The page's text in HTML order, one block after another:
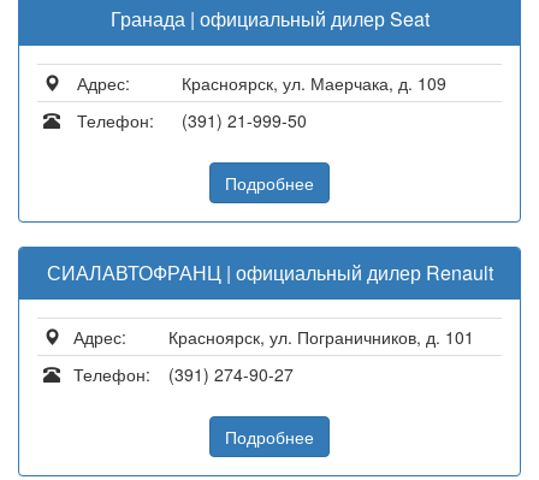
Гранада | официальный дилер Seat
Адрес:
Красноярск, ул. Маерчака, д. 109
Телефон:
(391) 21-999-50
Подробнее
СИАЛАВТОФРАНЦ | официальный дилер Renault
Адрес:
Красноярск, ул. Пограничников, д. 101
Телефон:
(391) 274-90-27
Подробнее